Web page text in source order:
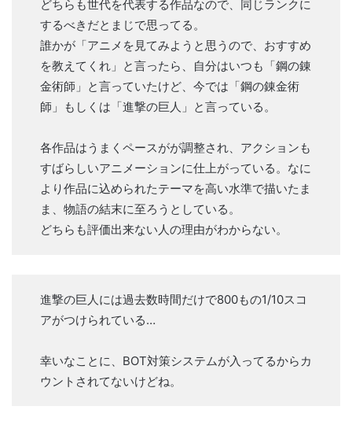
どちらも世代を代表する作品なので、同じランクに
するべきだとまじで思ってる。
誰かが「アニメを見てみようと思うので、おすすめ
を教えてくれ」と言ったら、自分はいつも「鋼の錬
金術師」と言っていたけど、今では「鋼の錬金術
師」もしくは「進撃の巨人」と言っている。
各作品はうまくペースがが調整され、アクションも
すばらしいアニメーションに仕上がっている。なに
より作品に込められたテーマを高い水準で描いたま
ま、物語の結末に至ろうとしている。
どちらも評価出来ない人の理由がわからない。
進撃の巨人には過去数時間だけで800もの1/10スコ
アがつけられている…
幸いなことに、BOT対策システムが入ってるからカ
ウントされてないけどね。